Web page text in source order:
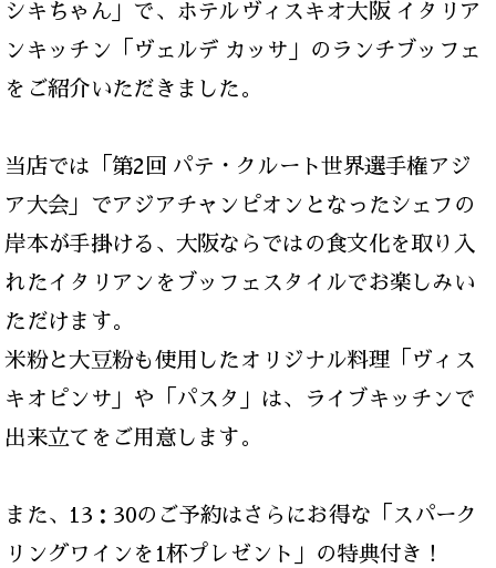
シキちゃん」で、ホテルヴィスキオ大阪 イタリア
ンキッチン「ヴェルデ カッサ」のランチブッフェ
をご紹介いただきました。
当店では「第2回 パテ・クルート世界選手権アジ
ア大会」でアジアチャンピオンとなったシェフの
岸本が手掛ける、大阪ならではの食文化を取り入
れたイタリアンをブッフェスタイルでお楽しみい
ただけます。
米粉と大豆粉も使用したオリジナル料理「ヴィス
キオピンサ」や「パスタ」は、ライブキッチンで
出来立てをご用意します。
また、13：30のご予約はさらにお得な「スパーク
リングワインを1杯プレゼント」の特典付き！